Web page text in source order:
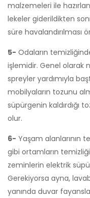
malzemeleri ile
lekeler giderildikten
süre havalandırılması
5- Odaların
işlemidir. Genel olarak
spreyler yardımıyla
mobilyaların tozunu
süpürgenin kaldırdığı
olur.
6- Yaşam alanlarının
gibi ortamların
zeminlerin elektrik
Gerekiyorsa ayna,
yanında duvar